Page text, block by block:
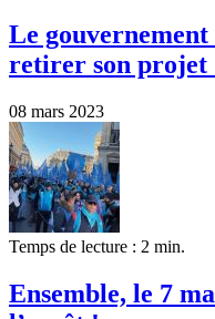
Le
retirer son projet
08 mars 2023
Temps de lecture : 2 min.
Ensemble, le 7